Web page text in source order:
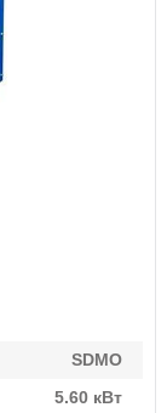
SDMO
5.60 кВт